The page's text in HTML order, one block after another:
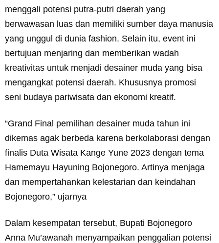
menggali potensi putra-putri daerah yang
berwawasan luas dan memiliki sumber daya manusia
yang unggul di dunia fashion. Selain itu, event ini
bertujuan menjaring dan memberikan wadah
kreativitas untuk menjadi desainer muda yang bisa
mengangkat potensi daerah. Khususnya promosi
seni budaya pariwisata dan ekonomi kreatif.
“Grand Final pemilihan desainer muda tahun ini
dikemas agak berbeda karena berkolaborasi dengan
finalis Duta Wisata Kange Yune 2023 dengan tema
Hamemayu Hayuning Bojonegoro. Artinya menjaga
dan mempertahankan kelestarian dan keindahan
Bojonegoro,” ujarnya
Dalam kesempatan tersebut, Bupati Bojonegoro
Anna Mu’awanah menyampaikan penggalian potensi